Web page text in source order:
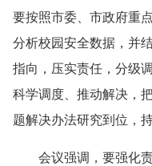
要按照市委、市政府重
分析校园安全数据，并
指向，压实责任，分级
科学调度、推动解决，
题解决办法研究到位，
会议强调，要强化责